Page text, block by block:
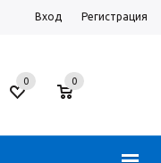
Вход Регистрация
Новосибирск
ул.
0
0